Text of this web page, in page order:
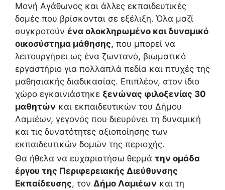
Μονή Αγάθωνος και άλλες εκπαιδευτικές
δομές που βρίσκονται σε εξέλιξη. Όλα μαζί
συγκροτούν ένα ολοκληρωμένο και δυναμικό
οικοσύστημα μάθησης, που μπορεί να
λειτουργήσει ως ένα ζωντανό, βιωματικό
εργαστήριο για πολλαπλά πεδία και πτυχές της
μαθησιακής διαδικασίας. Επιπλέον, στον ίδιο
χώρο εγκαινιάστηκε ξενώνας φιλοξενίας 30
μαθητών και εκπαιδευτικών του Δήμου
Λαμιέων, γεγονός που διευρύνει τη δυναμική
και τις δυνατότητες αξιοποίησης των
εκπαιδευτικών δομών της περιοχής.
Θα ήθελα να ευχαριστήσω θερμά την ομάδα
έργου της Περιφερειακής Διεύθυνσης
Εκπαίδευσης, τον Δήμο Λαμιέων και τη